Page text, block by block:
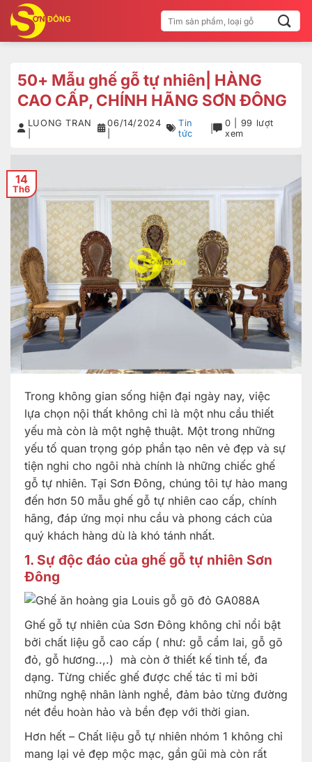
qua
nội
Tìm
kiếm:
50+ Mẫu ghế gỗ tự nhiên| HÀNG
CAO CẤP, CHÍNH HÃNG SƠN ĐÔNG
LUONG TRAN
06/14/2024
Tin
tức
|
0 | 99 lượt
xem
14
Th6
Trong không gian sống hiện đại ngày nay, việc
lựa chọn nội thất không chỉ là một nhu cầu thiết
yếu mà còn là một nghệ thuật. Một trong những
yếu tố quan trọng góp phần tạo nên vẻ đẹp và sự
tiện nghi cho ngôi nhà chính là những chiếc ghế
gỗ tự nhiên. Tại Sơn Đông, chúng tôi tự hào mang
đến hơn 50 mẫu ghế gỗ tự nhiên cao cấp, chính
hãng, đáp ứng mọi nhu cầu và phong cách của
quý khách hàng dù là khó tánh nhất.
1. Sự độc đáo của ghế gỗ tự nhiên Sơn
Đông
Ghế gỗ tự nhiên của Sơn Đông không chỉ nổi bật
bởi chất liệu gỗ cao cấp ( như: gỗ cẩm lai, gỗ gõ
đỏ, gỗ hương..,.) mà còn ở thiết kế tinh tế, đa
dạng. Từng chiếc ghế được chế tác tỉ mỉ bởi
những nghệ nhân lành nghề, đảm bảo từng đường
nét đều hoàn hảo và bền đẹp với thời gian.
Hơn hết – Chất liệu gỗ tự nhiên nhóm 1 không chỉ
mang lại vẻ đẹp mộc mạc, gần gũi mà còn rất